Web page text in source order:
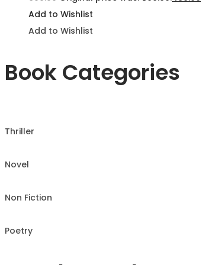
Add to Wishlist
Add to Wishlist
Book Categories
Thriller
Novel
Non Fiction
Poetry